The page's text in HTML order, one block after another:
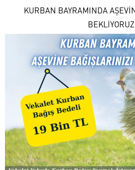
KURBAN BAYRAMINDA
BEKLİYORUZ